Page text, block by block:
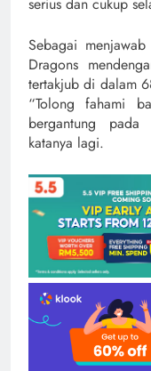
serius dan cukup
Sebagai
Dragons
tertakjub di dalam
“Tolong fahami
bergantung
katanya lagi.